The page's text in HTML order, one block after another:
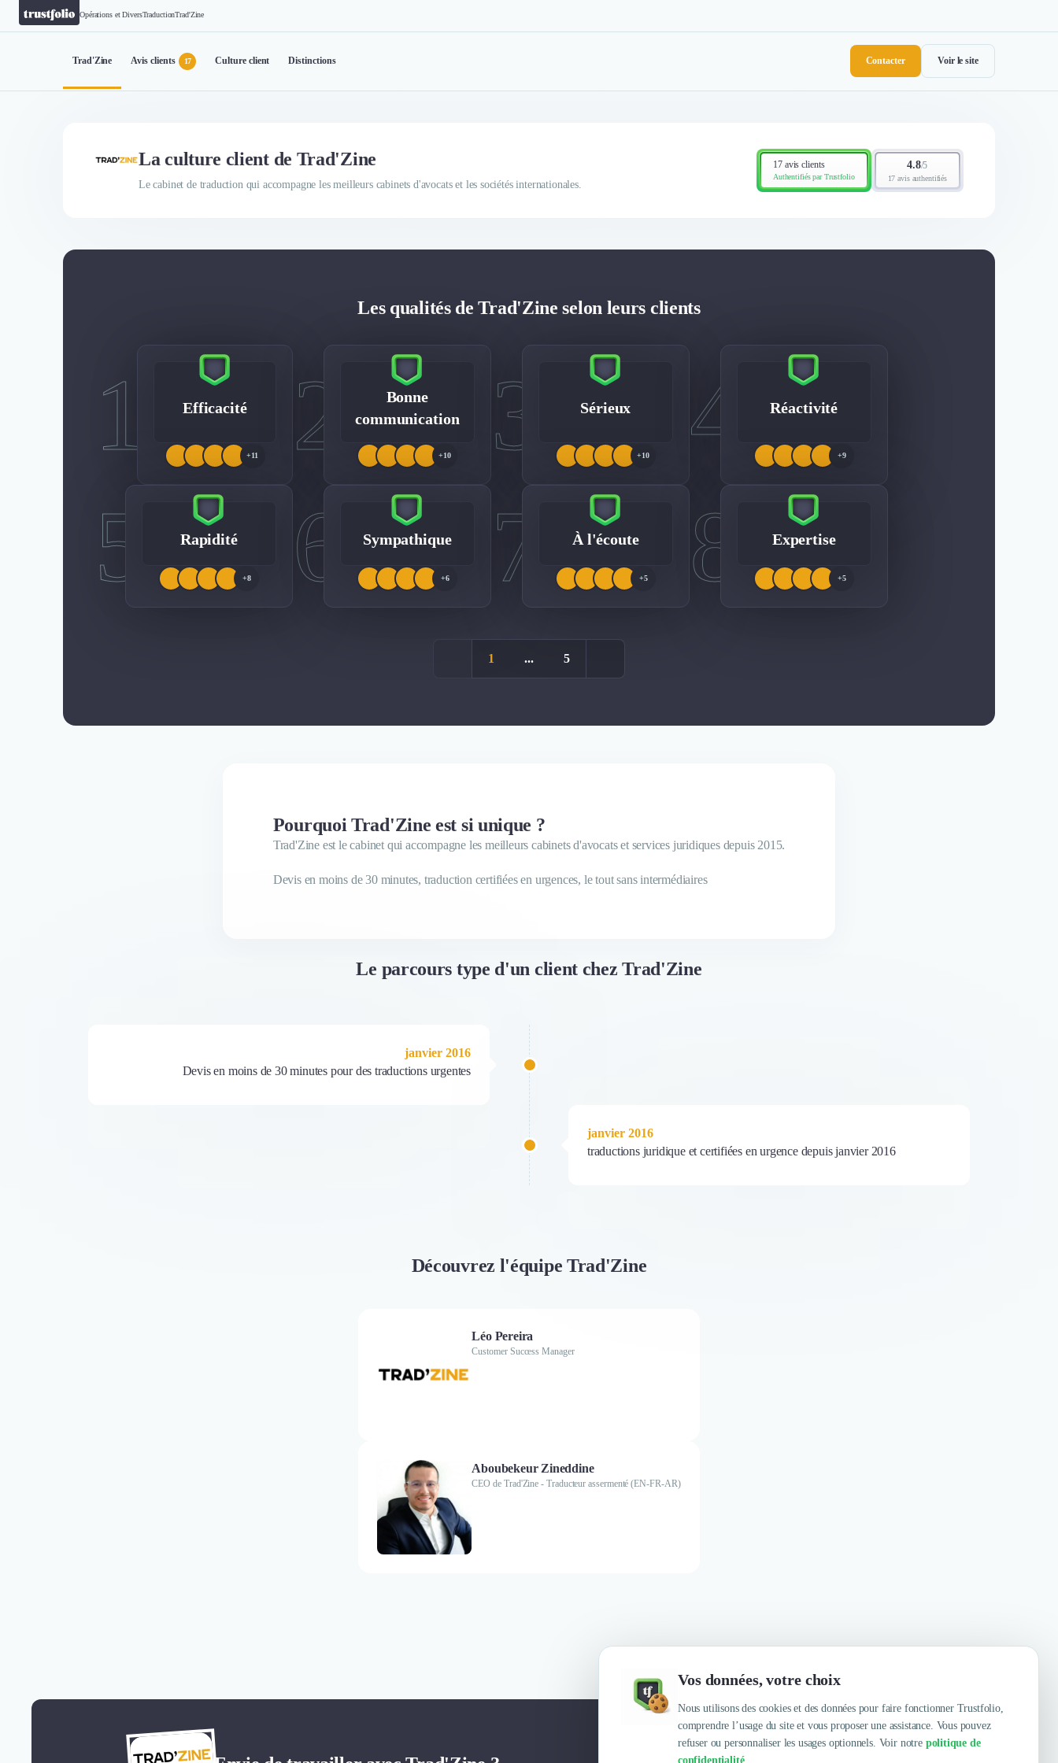
Vos données, votre choix
Nous utilisons des cookies et des données pour faire fonctionner Trustfolio,
comprendre l’usage du site et vous proposer une assistance. Vous pouvez
refuser ou personnaliser les usages optionnels. Voir notre politique de
confidentialité.
Opérations et DiversTraductionTrad'Zine
Contacter Voir le site
Trad'Zine Avis clients 17 Culture client Distinctions
La culture client de Trad'Zine
Le cabinet de traduction qui accompagne les meilleurs cabinets d'avocats et les sociétés internationales.
17 avis clients
Authentifiés par Trustfolio
4.8/5
17 avis authentifiés
Les qualités de Trad'Zine selon leurs clients
1 Efficacité
+11 2
Bonne
communication
+10 3 Sérieux
+10 4 Réactivité
+9
5 Rapidité
+8 6 Sympathique
+6 7 À l'écoute
+5 8 Expertise
+5
1 ... 5
Pourquoi Trad'Zine est si unique ?
Trad'Zine est le cabinet qui accompagne les meilleurs cabinets d'avocats et services juridiques depuis 2015.
Devis en moins de 30 minutes, traduction certifiées en urgences, le tout sans intermédiaires
Le parcours type d'un client chez Trad'Zine
janvier 2016
Devis en moins de 30 minutes pour des traductions urgentes
janvier 2016
traductions juridique et certifiées en urgence depuis janvier 2016
Découvrez l'équipe Trad'Zine
Léo Pereira
Customer Success Manager
Aboubekeur Zineddine
CEO de Trad'Zine - Traducteur assermenté (EN-FR-AR)